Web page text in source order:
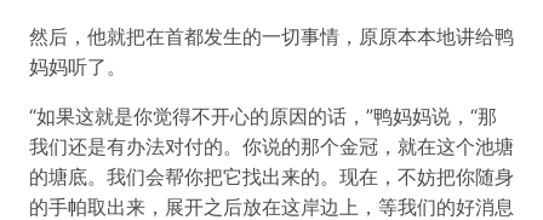
然后，他就把在首都发生的一切事情，原原本本地讲给鸭
妈妈听了。
“如果这就是你觉得不开心的原因的话，”鸭妈妈说，“那
我们还是有办法对付的。你说的那个金冠，就在这个池塘
的塘底。我们会帮你把它找出来的。现在，不妨把你随身
的手帕取出来，展开之后放在这岸边上，等我们的好消息